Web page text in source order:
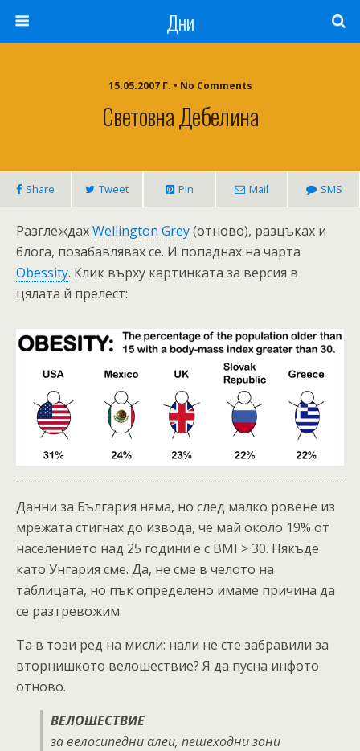
Дни
15.05.2007 Г. • No Comments
Световна Дебелина
Share Tweet Pin Mail SMS
РазглеждахWellington Grey(отново), разцъках и
блога, позабавлявах се. И попаднах на чарта
Obessity. Клик върху картинката за версия в
цялата й прелест:
Данни за България няма, но след малко ровене из
мрежата стигнах до извода, че май около 19% от
населението над 25 години е с BMI > 30. Някъде
като Унгария сме. Да, не сме в челото на
таблицата, но пък определено имаме причина да
се разтревожим.
Та в този ред на мисли: нали не сте забравили за
вторнишкото велошествие? Я да пусна инфото
отново.
ВЕЛОШЕСТВИЕ
за велосипедни алеи, пешеходни зони